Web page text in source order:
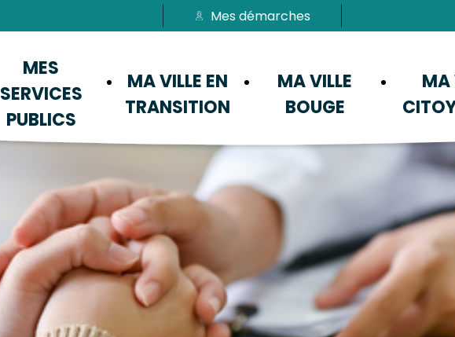
Passer au contenu
Mes démarches
MES
SERVICES
PUBLICS
MA VILLE EN
TRANSITION
MA VILLE
BOUGE
MA